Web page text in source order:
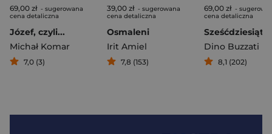
69,00 zł - sugerowana
cena detaliczna
Józef, czyli...
Michał Komar
7,0 (3)
39,00 zł - sugerowana
cena detaliczna
Osmaleni
Irit Amiel
7,8 (153)
69,00 zł -
cena detaliczna
Dino Buzzati
8,1 (202)